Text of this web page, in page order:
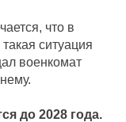
что в
ситуация
военкомат
до 2028 года.